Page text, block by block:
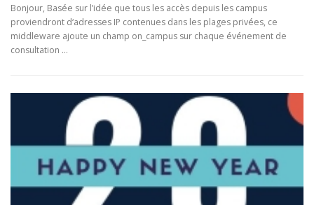
Bonjour, Basée sur l’idée que tous les accès depuis les campus
proviendront d‘adresses IP contenues dans les plages privées, ce
middleware ajoute un champ on_campus sur chaque événement de
consultation …